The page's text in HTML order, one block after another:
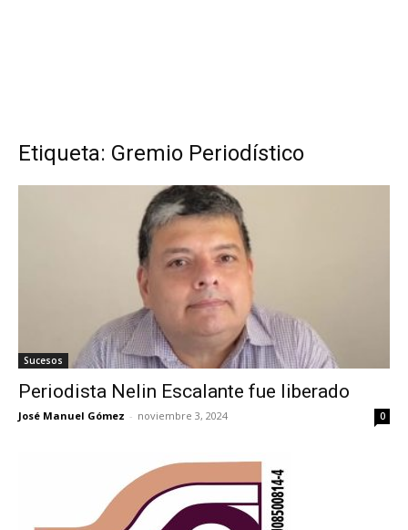
Etiqueta: Gremio Periodístico
Sucesos
Periodista Nelin Escalante fue liberado
José Manuel Gómez - noviembre 3, 2024 0